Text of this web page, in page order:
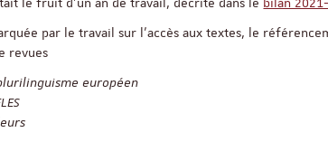
par le travail sur l’accès aux textes, le
revues
européen